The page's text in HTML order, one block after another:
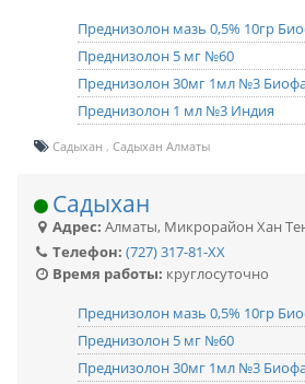
Преднизолон мазь 0,5% 10гр
Преднизолон 5 мг №60
Преднизолон 30мг 1мл №3
Преднизолон 1 мл №3 Индия
Садыхан Садыхан Алматы
Садыхан
Адрес: Алматы, Микрорайон Хан
Телефон: (727) 317-81-XX
Время работы: круглосуточно
Преднизолон мазь 0,5% 10гр
Преднизолон 5 мг №60
Преднизолон 30мг 1мл №3